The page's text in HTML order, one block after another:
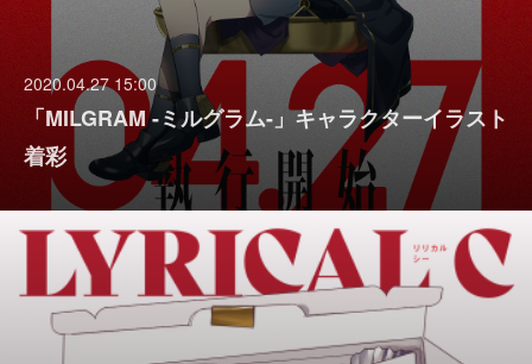
2020.04.27 15:00
「MILGRAM -ミルグラム-」キャラクターイラスト
着彩